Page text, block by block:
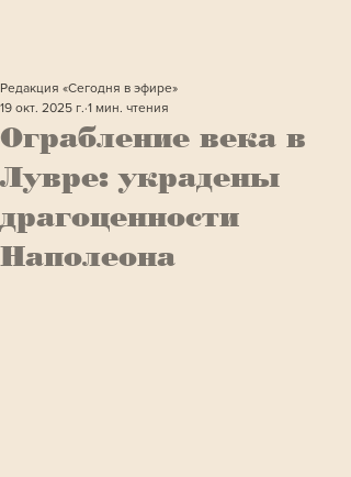
Ограбление века в
Лувре: украдены
драгоценности
Наполеона
Редакция «Сегодня в эфире»
19 окт. 2025 г. 1 мин. чтения